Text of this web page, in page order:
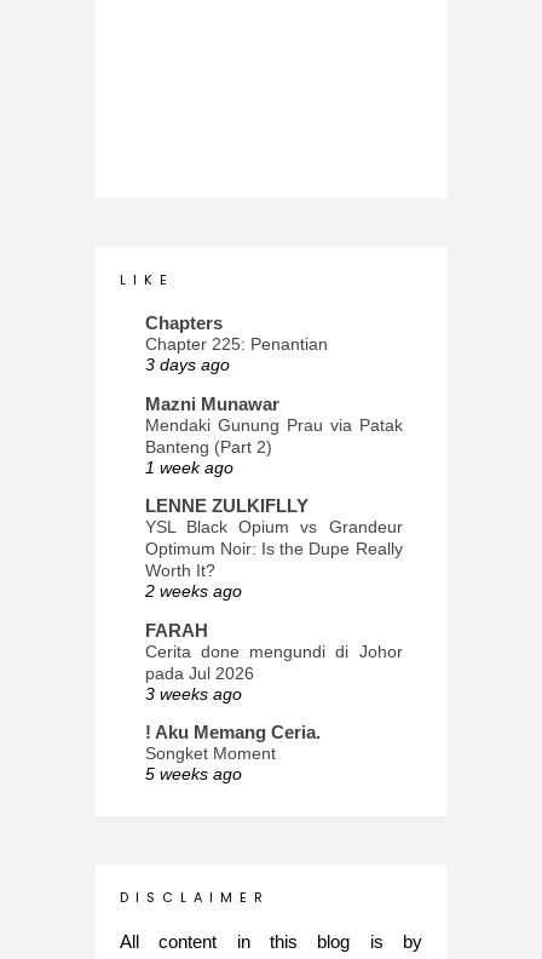
L I K E
Chapters
Chapter 225: Penantian
3 days ago
Mazni Munawar
Mendaki Gunung Prau via Patak
Banteng (Part 2)
1 week ago
LENNE ZULKIFLLY
YSL Black Opium vs Grandeur
Optimum Noir: Is the Dupe Really
Worth It?
2 weeks ago
FARAH
Cerita done mengundi di Johor
pada Jul 2026
3 weeks ago
! Aku Memang Ceria.
Songket Moment
5 weeks ago
INTROVERTED GIRL
Glory of Special Forces!
D I S C L A I M E R
All content in this blog is by